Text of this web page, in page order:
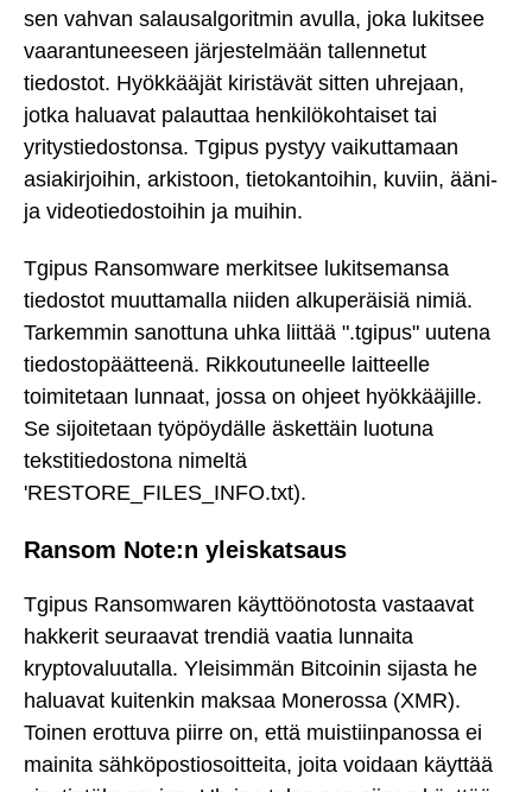
sen vahvan salausalgoritmin avulla, joka lukitsee
vaarantuneeseen järjestelmään tallennetut
tiedostot. Hyökkääjät kiristävät sitten uhrejaan,
jotka haluavat palauttaa henkilökohtaiset tai
yritystiedostonsa. Tgipus pystyy vaikuttamaan
asiakirjoihin, arkistoon, tietokantoihin, kuviin, ääni-
ja videotiedostoihin ja muihin.
Tgipus Ransomware merkitsee lukitsemansa
tiedostot muuttamalla niiden alkuperäisiä nimiä.
Tarkemmin sanottuna uhka liittää ".tgipus" uutena
tiedostopäätteenä. Rikkoutuneelle laitteelle
toimitetaan lunnaat, jossa on ohjeet hyökkääjille.
Se sijoitetaan työpöydälle äskettäin luotuna
tekstitiedostona nimeltä
'RESTORE_FILES_INFO.txt).
Ransom Note:n yleiskatsaus
Tgipus Ransomwaren käyttöönotosta vastaavat
hakkerit seuraavat trendiä vaatia lunnaita
kryptovaluutalla. Yleisimmän Bitcoinin sijasta he
haluavat kuitenkin maksaa Monerossa (XMR).
Toinen erottuva piirre on, että muistiinpanossa ei
mainita sähköpostiosoitteita, joita voidaan käyttää